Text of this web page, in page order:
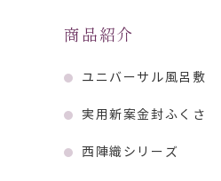
商品紹介
ユニバーサル風呂敷
実用新案金封ふくさ
西陣織シリーズ